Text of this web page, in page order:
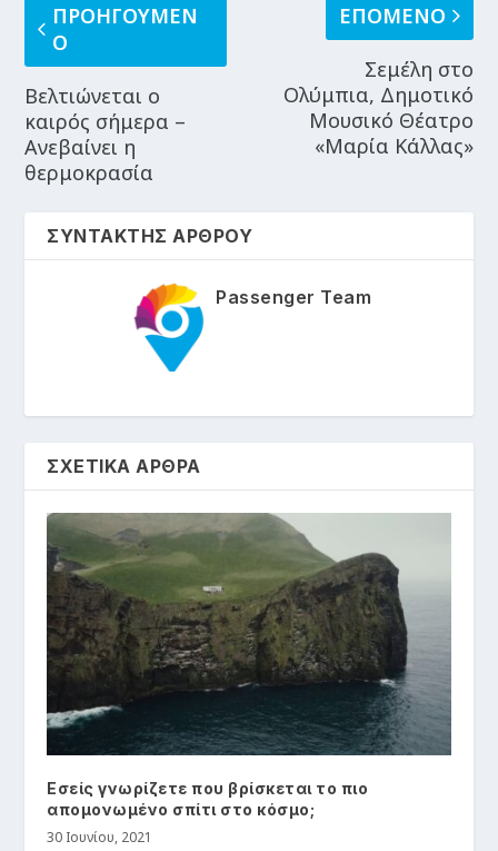
ΠΡΟΗΓΟΥΜΕΝ
Ο
Βελτιώνεται ο
καιρός σήμερα –
Ανεβαίνει η
θερμοκρασία
ΕΠΟΜΕΝΟ
Σεμέλη στο
Ολύμπια, Δημοτικό
Μουσικό Θέατρο
«Μαρία Κάλλας»
ΣΥΝΤΑΚΤΗΣ ΑΡΘΡΟΥ
Passenger Team
ΣΧΕΤΙΚΑ ΑΡΘΡΑ
Εσείς γνωρίζετε πoυ βρίσκεται το πιο
απομονωμένο σπίτι στο κόσμο;
30 Ιουνίου, 2021